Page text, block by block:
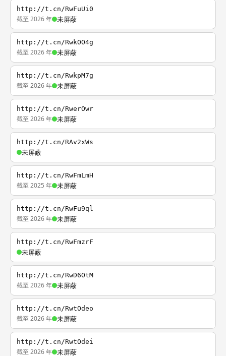
http://t.cn/RwFuUi0
截至 2026 年 未屏蔽
http://t.cn/RwkOO4g
截至 2026 年 未屏蔽
http://t.cn/RwkpM7g
截至 2026 年 未屏蔽
http://t.cn/RwerOwr
截至 2026 年 未屏蔽
http://t.cn/RAv2xWs
未屏蔽
http://t.cn/RwFmLmH
截至 2025 年 未屏蔽
http://t.cn/RwFu9ql
截至 2026 年 未屏蔽
http://t.cn/RwFmzrF
未屏蔽
http://t.cn/RwD6OtM
截至 2026 年 未屏蔽
http://t.cn/RwtOdeo
截至 2026 年 未屏蔽
http://t.cn/RwtOdei
截至 2026 年 未屏蔽